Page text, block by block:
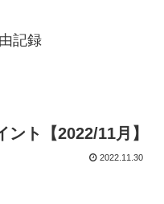
記録
ント【2022/11月】
2022.11.30